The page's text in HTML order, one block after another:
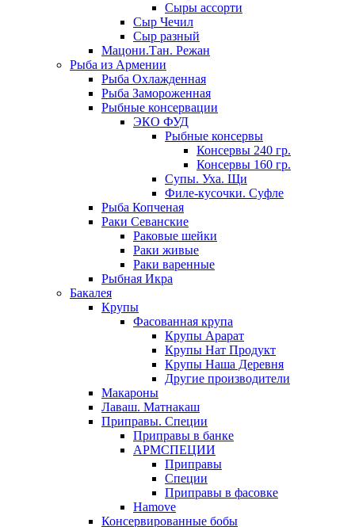
Сыры ассорти
Сыр Чечил
Сыр разный
Мацони.Тан. Режан
Рыба из Армении
Рыба Охлажденная
Рыба Замороженная
Рыбные консервации
ЭКО ФУД
Рыбные консервы
Консервы 240 гр.
Консервы 160 гр.
Супы. Уха. Щи
Филе-кусочки. Суфле
Рыба Копченая
Раки Севанские
Раковые шейки
Раки живые
Раки варенные
Рыбная Икра
Бакалея
Крупы
Фасованная крупа
Крупы Арарат
Крупы Нат Продукт
Крупы Наша Деревня
Другие производители
Макароны
Лаваш. Матнакаш
Приправы. Специи
Приправы в банке
АРМСПЕЦИИ
Приправы
Специи
Приправы в фасовке
Hamove
Консервированные бобы